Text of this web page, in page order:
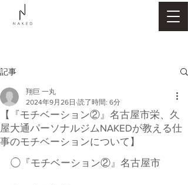
記事
【『モチベーション②』名古屋市栄、久
屋大通パーソナルジムNAKEDが教える仕
事のモチベーションについて】
翔巨 一丸
2024年9月26日 読了時間: 6分
◯『モチベーション②』名古屋市